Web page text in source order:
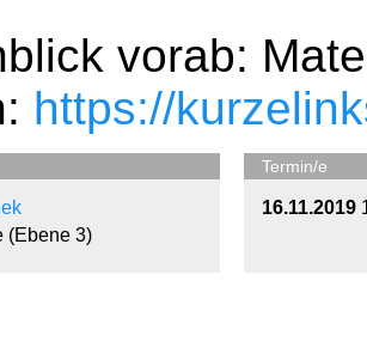
vorab:
https://
(Ebene 3)
Termin/e
16.11.2019